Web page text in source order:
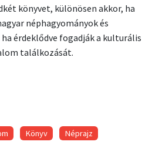
könyvet, különösen akkor, ha
néphagyományok és
érdeklődve fogadják a kulturális
találkozását.
Könyv
Néprajz